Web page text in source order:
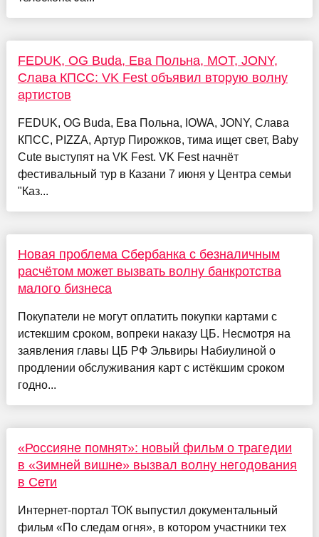
FEDUK, OG Buda, Ева Польна, МОТ, JONY,
Слава КПСС: VK Fest объявил вторую волну
артистов
FEDUK, OG Buda, Ева Польна, IOWA, JONY, Слава
КПСС, PIZZA, Артур Пирожков, тима ищет свет, Baby
Cute выступят на VK Fest. VK Fest начнёт
фестивальный тур в Казани 7 июня у Центра семьи
"Каз...
Новая проблема Сбербанка с безналичным
расчётом может вызвать волну банкротства
малого бизнеса
Покупатели не могут оплатить покупки картами с
истекшим сроком, вопреки наказу ЦБ. Несмотря на
заявления главы ЦБ РФ Эльвиры Набиулиной о
продлении обслуживания карт с истёкшим сроком
годно...
«Россияне помнят»: новый фильм о трагедии
в «Зимней вишне» вызвал волну негодования
в Сети
Интернет-портал ТОК выпустил документальный
фильм «По следам огня», в котором участники тех